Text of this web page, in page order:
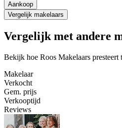
Aankoop
Vergelijk makelaars
Vergelijk met andere
Bekijk hoe Roos Makelaars
Makelaar
Verkocht
Gem. prijs
Verkooptijd
Reviews